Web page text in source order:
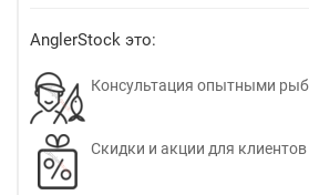
AnglerStock это:
Консультация опытными
Скидки и акции для клиентов